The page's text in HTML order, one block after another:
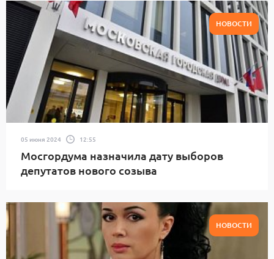
НОВОСТИ
05 июня 2024 12:55
Мосгордума назначила дату выборов
депутатов нового созыва
НОВОСТИ